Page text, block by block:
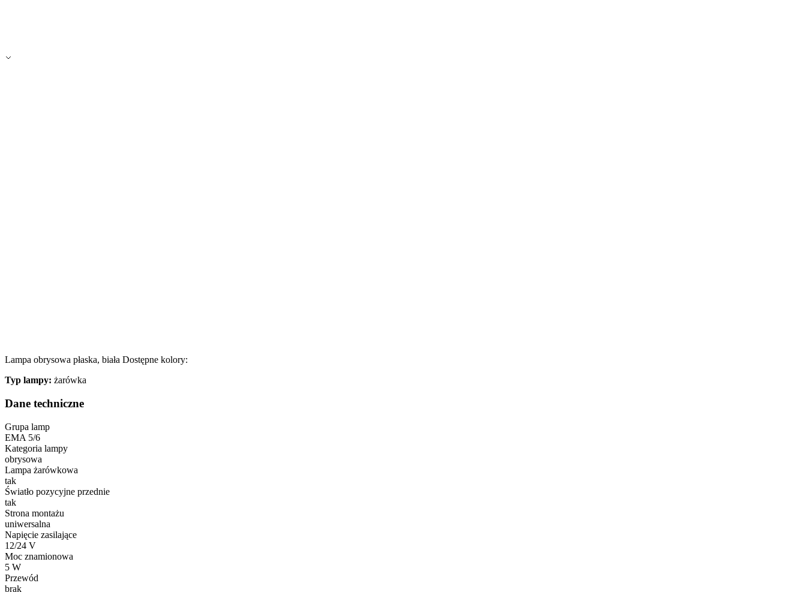
Lampa obrysowa płaska, biała Dostępne kolory:
Typ lampy: żarówka
Dane techniczne
Grupa lamp
EMA 5/6
Kategoria lampy
obrysowa
Lampa żarówkowa
tak
Światło pozycyjne przednie
tak
Strona montażu
uniwersalna
Napięcie zasilające
12/24 V
Moc znamionowa
5 W
Przewód
brak
Statystyczne pliki cookie pomagają właścicielem stron internetowych zrozumieć, w jaki sposób różni użytkownicy zachowują się na stronie,